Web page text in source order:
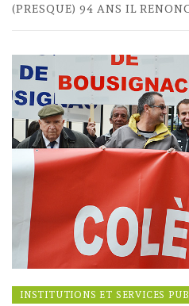
(PRESQUE) 94 ANS IL
INSTITUTIONS ET SERVICES